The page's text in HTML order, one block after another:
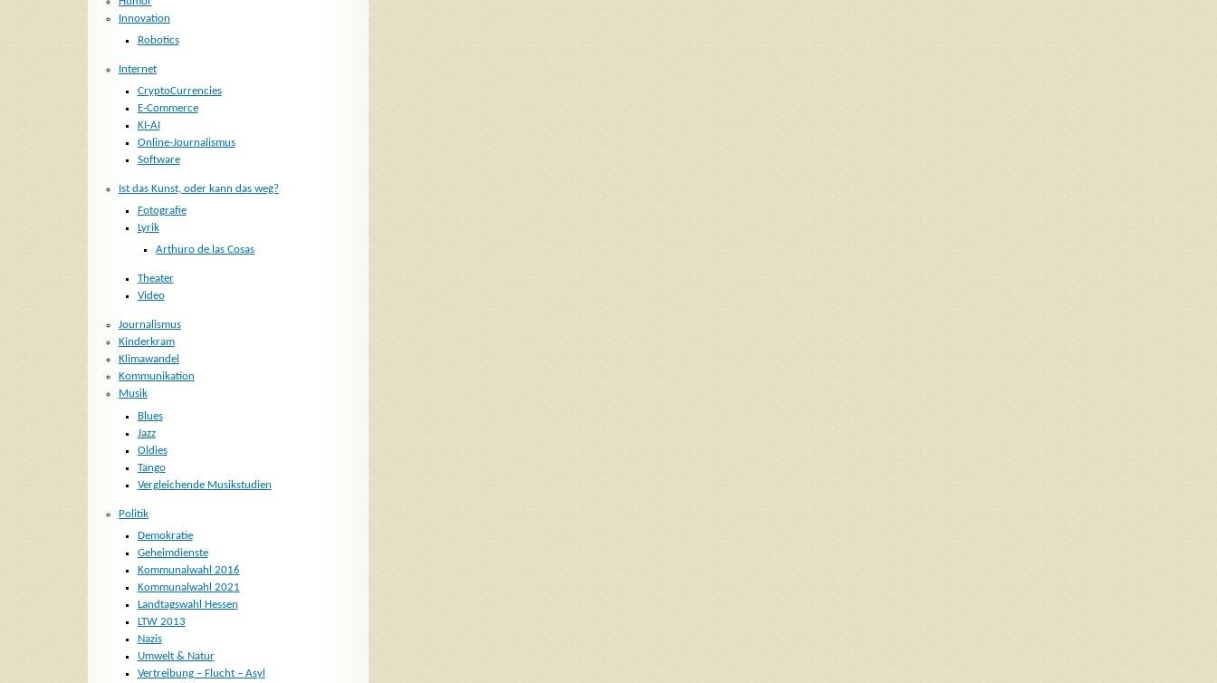
Innovation
Robotics
Internet
CryptoCurrencies
E-Commerce
KI-AI
Online-Journalismus
Software
Ist das Kunst, oder kann das weg?
Fotografie
Lyrik
Arthuro de las Cosas
Theater
Video
Journalismus
Kinderkram
Klimawandel
Kommunikation
Musik
Blues
Jazz
Oldies
Tango
Vergleichende Musikstudien
Politik
Demokratie
Geheimdienste
Kommunalwahl 2016
Kommunalwahl 2021
Landtagswahl Hessen
LTW 2013
Nazis
Umwelt & Natur
Vertreibung – Flucht – Asyl